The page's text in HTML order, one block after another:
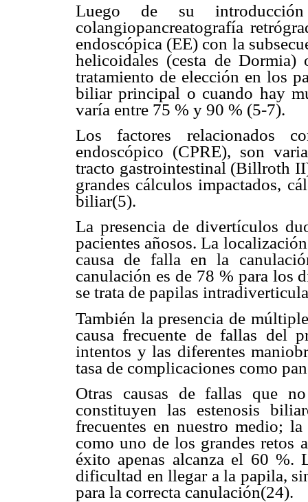
Luego de su
colangiopancreatografía
endoscópica (EE) con la
helicoidales (cesta de
tratamiento de elección en los
biliar principal o cuando hay
varía entre 75 % y 90 % (5-7).
Los factores relacionados
endoscópico (CPRE), son
tracto gastrointestinal (Billroth
grandes cálculos impactados,
biliar(5).
La presencia de divertículos
pacientes añosos. La
causa de falla en la
canulación es de 78 % para los
se trata de papilas
También la presencia de
causa frecuente de fallas del
intentos y las diferentes
tasa de complicaciones como
Otras causas de fallas que
constituyen las estenosis
frecuentes en nuestro medio;
como uno de los grandes retos
éxito apenas alcanza el 60 %.
dificultad en llegar a la papila,
para la correcta canulación(24).